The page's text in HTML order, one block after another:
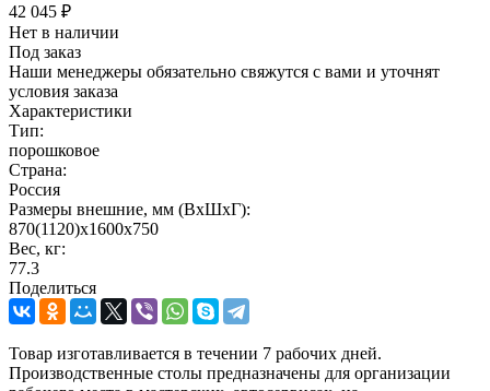
42 045 ₽
Нет в наличии
Под заказ
Наши менеджеры обязательно свяжутся с вами и уточнят
условия заказа
Характеристики
Тип:
порошковое
Страна:
Россия
Размеры внешние, мм (ВхШхГ):
870(1120)x1600x750
Вес, кг:
77.3
Поделиться
Товар изготавливается в течении 7 рабочих дней.
Производственные столы предназначены для организации